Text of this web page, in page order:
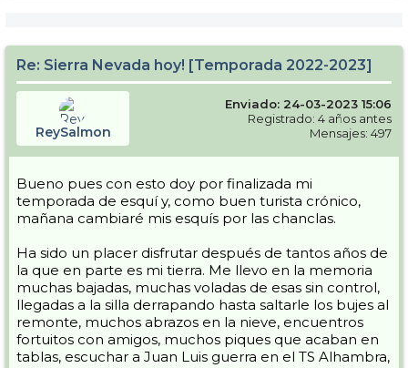
Re: Sierra Nevada hoy! [Temporada 2022-2023]
ReySalmon
Enviado: 24-03-2023 15:06
Registrado: 4 años antes
Mensajes: 497
Bueno pues con esto doy por finalizada mi
temporada de esquí y, como buen turista crónico,
mañana cambiaré mis esquís por las chanclas.
Ha sido un placer disfrutar después de tantos años de
la que en parte es mi tierra. Me llevo en la memoria
muchas bajadas, muchas voladas de esas sin control,
llegadas a la silla derrapando hasta saltarle los bujes al
remonte, muchos abrazos en la nieve, encuentros
fortuitos con amigos, muchos piques que acaban en
tablas, escuchar a Juan Luis guerra en el TS Alhambra,